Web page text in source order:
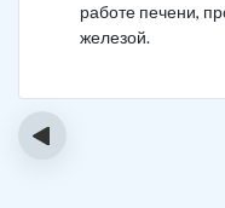
работе печени,
железой.
‹